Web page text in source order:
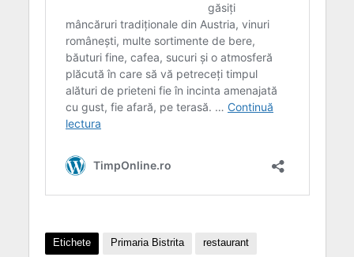
Etichete Primaria Bistrita restaurant